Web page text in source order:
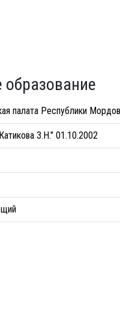
образование
палата Республики
З.Н." 01.10.2002